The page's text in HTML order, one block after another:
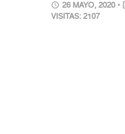
26 MAYO, 2020 •
VISITAS: 2107